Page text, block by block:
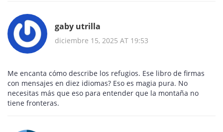
gaby utrilla
diciembre 15, 2025 AT 19:53
Me encanta cómo describe los refugios. Ese libro de firmas
con mensajes en diez idiomas? Eso es magia pura. No
necesitas más que eso para entender que la montaña no
tiene fronteras.